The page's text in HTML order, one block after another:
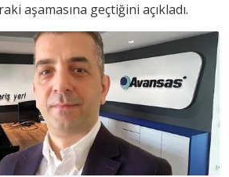
aşamasına geçtiğini açıkladı.